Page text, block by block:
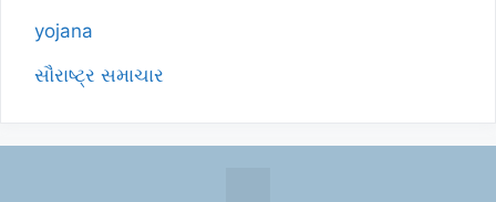
yojana
સૌરાષ્ટ્ર સમાચાર